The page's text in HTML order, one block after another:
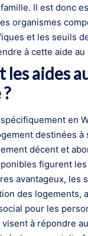
Il est donc
organismes
et les seuils
à cette aide
les aides
en
destinées
décent et
figurent
avantageux, les
des logements,
pour les
à répondre